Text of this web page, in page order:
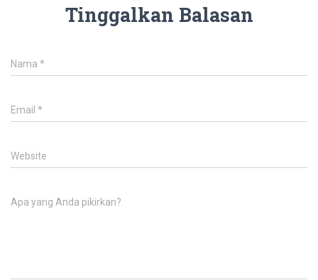
Tinggalkan Balasan
Nama *
Email *
Website
Apa yang Anda pikirkan?